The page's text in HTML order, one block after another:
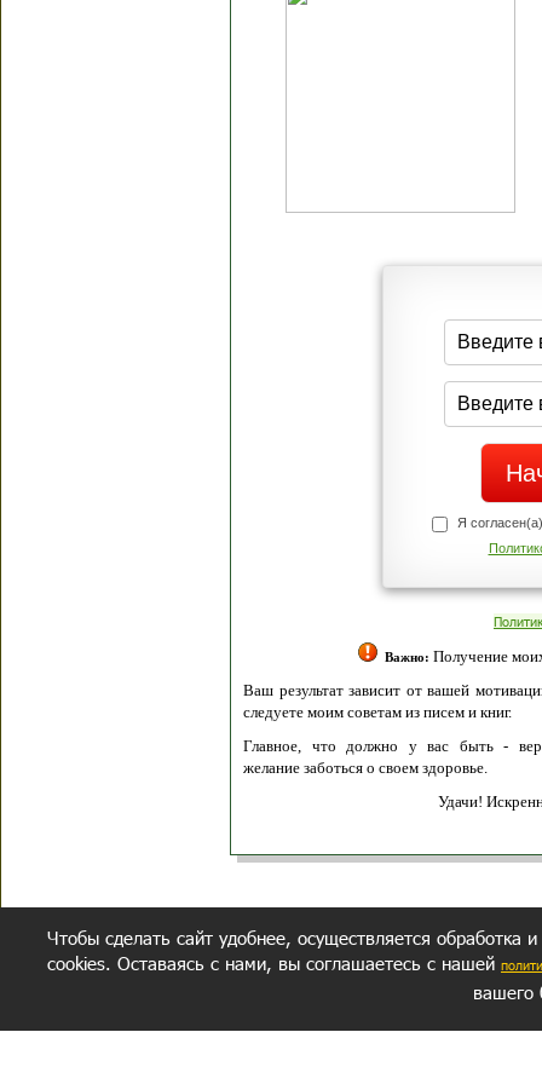
Я
Важно: Получение
Ваш результат зависит от вашей
следуете моим советам из писем и книг.
Главное, что должно у вас быть -
желание заботься о своем здоровье.
Удачи!
Чтобы сделать сайт удобнее, осуществляется обработка
cookies. Оставаясь с нами, вы соглашаетесь с нашей
вашего